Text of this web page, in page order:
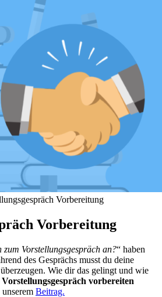
Vorbereitung
Vorbereitung
zum Vorstellungsgespräch an?“ haben
des Gesprächs musst du deine
Wie dir das gelingt und wie
Vorstellungsgespräch vorbereiten
Beitrag.